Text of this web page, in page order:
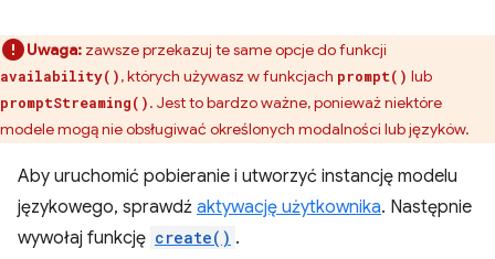
Uwaga: zawsze przekazuj te same opcje do funkcji
availability(), których używasz w funkcjach prompt() lub
promptStreaming(). Jest to bardzo ważne, ponieważ niektóre
modele mogą nie obsługiwać określonych modalności lub języków.
Aby uruchomić pobieranie i utworzyć instancję modelu
językowego, sprawdź aktywację użytkownika. Następnie
wywołaj funkcję create() .